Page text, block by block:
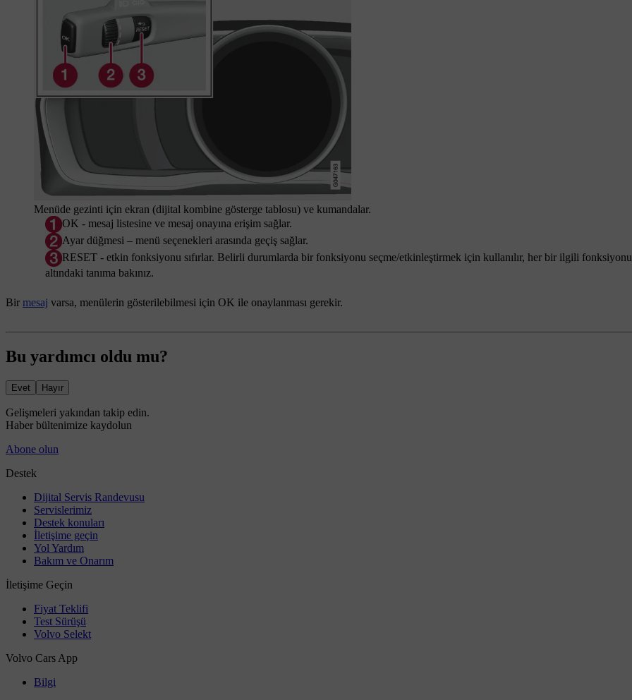
Menüde gezinti için ekran (dijital kombine gösterge tablosu) ve kumandalar.
OK - mesaj listesine ve mesaj onayına erişim sağlar.
Ayar düğmesi – menü seçenekleri arasında geçiş sağlar.
RESET - etkin fonksiyonu sıfırlar. Belirli durumlarda bir fonksiyonu seçme/etkinleştirmek için kullanılır, her bir ilgili
altındaki tanıma bakınız.
Bir mesaj varsa, menülerin gösterilebilmesi için OK ile onaylanması gerekir.
Bu yardımcı oldu mu?
Evet Hayır